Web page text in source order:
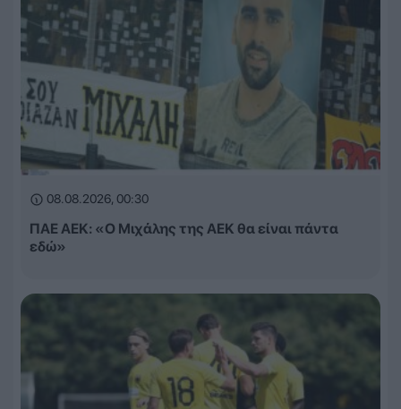
08.08.2026, 00:30
ΠΑΕ ΑΕΚ: «Ο Μιχάλης της ΑΕΚ θα είναι πάντα
εδώ»